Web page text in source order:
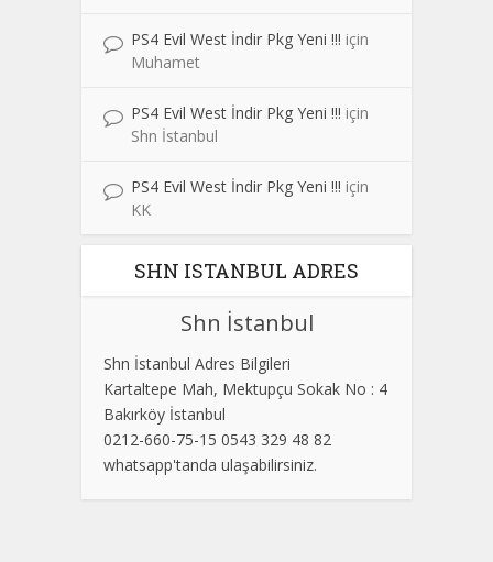
PS4 Evil West İndir Pkg Yeni !!! için
Muhamet
PS4 Evil West İndir Pkg Yeni !!! için
Shn İstanbul
PS4 Evil West İndir Pkg Yeni !!! için
KK
SHN ISTANBUL ADRES
Shn İstanbul
Shn İstanbul Adres Bilgileri
Kartaltepe Mah, Mektupçu Sokak No : 4
Bakırköy İstanbul
0212-660-75-15 0543 329 48 82
whatsapp'tanda ulaşabilirsiniz.